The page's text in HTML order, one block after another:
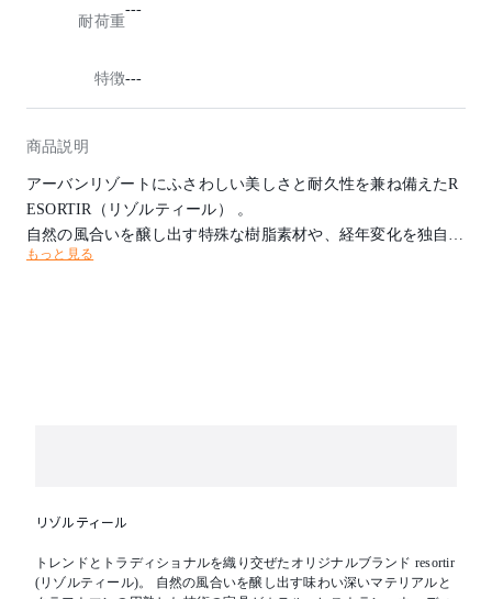
耐荷重
---
特徴---
商品説明
アーバンリゾートにふさわしい美しさと耐久性を兼ね備えたR
ESORTIR（リゾルティール） 。
自然の風合いを醸し出す特殊な樹脂素材や、経年変化を独自の
味わいへと変える水牛革の編み込みなど、
※本体はプラントカバーのため直接植えることはできません。
※素材の特性上クラックがある場合がございますが、使用上問
題ございません。
もっと見る
リゾルティール
トレンドとトラディショナルを織り交ぜたオリジナルブランド resortir
(リゾルティール)。 自然の風合いを醸し出す味わい深いマテリアルと